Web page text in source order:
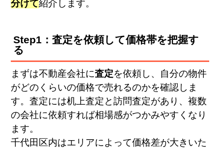
分けて紹介します。
Step1：査定を依頼して価格帯を把握す
る
まずは不動産会社に査定を依頼し、自分の物件
がどのくらいの価格で売れるのかを確認しま
す。査定には机上査定と訪問査定があり、複数
の会社に依頼すれば相場感がつかみやすくなり
ます。
千代田区内はエリアによって価格差が大きいた